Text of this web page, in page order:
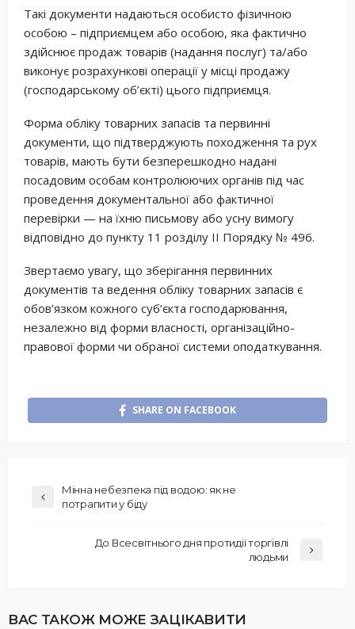
Такі документи надаються особисто фізичною
особою – підприємцем або особою, яка фактично
здійснює продаж товарів (надання послуг) та/або
виконує розрахункові операції у місці продажу
(господарському об’єкті) цього підприємця.
Форма обліку товарних запасів та первинні
документи, що підтверджують походження та рух
товарів, мають бути безперешкодно надані
посадовим особам контролюючих органів під час
проведення документальної або фактичної
перевірки — на їхню письмову або усну вимогу
відповідно до пункту 11 розділу II Порядку № 496.
Звертаємо увагу, що зберігання первинних
документів та ведення обліку товарних запасів є
обов’язком кожного суб’єкта господарювання,
незалежно від форми власності, організаційно-
правової форми чи обраної системи оподаткування.
SHARE ON FACEBOOK
Мінна небезпека під водою: як не
потрапити у біду
До Всесвітнього дня протидії торгівлі
людьми
ВАС ТАКОЖ МОЖЕ ЗАЦІКАВИТИ